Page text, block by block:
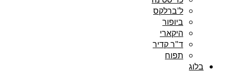
ל'ברלקס
ביופור
היקארי
ד"ר קדיר
תפוח
בלוג